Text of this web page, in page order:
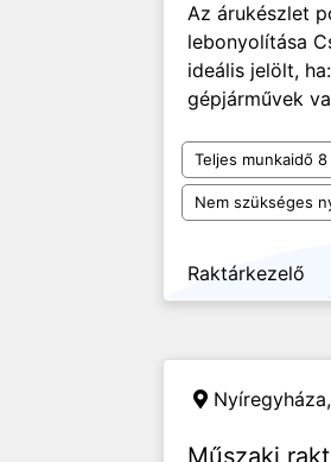
Az árukészlet
lebonyolítása
ideális jelölt,
gépjárművek
Teljes munkaidő 8
Nem szükséges
Raktárkezelő
Nyíregyháza,
Műszaki